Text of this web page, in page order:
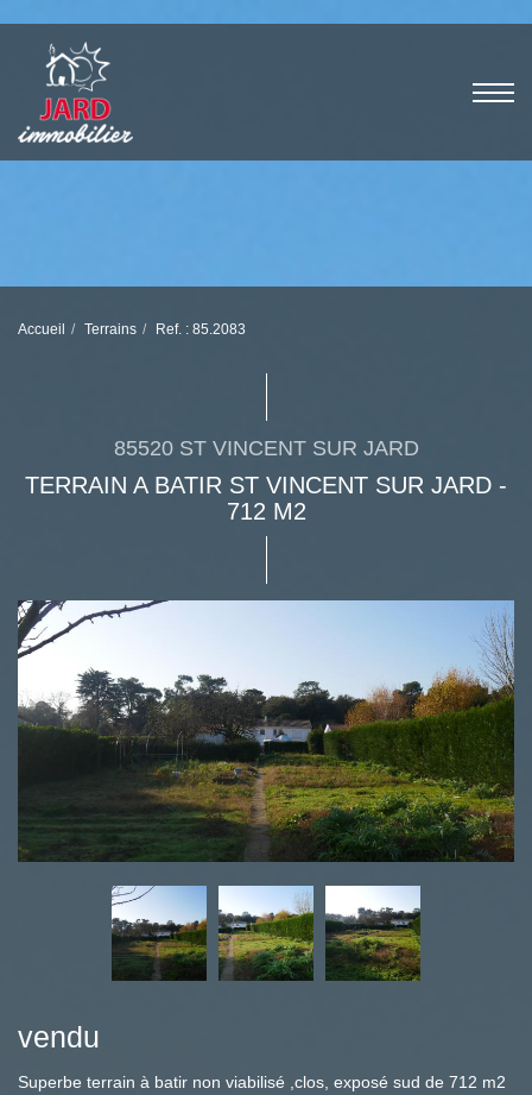
Accueil Terrains Ref. : 85.2083
85520 ST VINCENT SUR JARD
TERRAIN A BATIR ST VINCENT SUR JARD -
712 M2
vendu
Superbe terrain à batir non viabilisé ,clos, exposé sud de 712 m2